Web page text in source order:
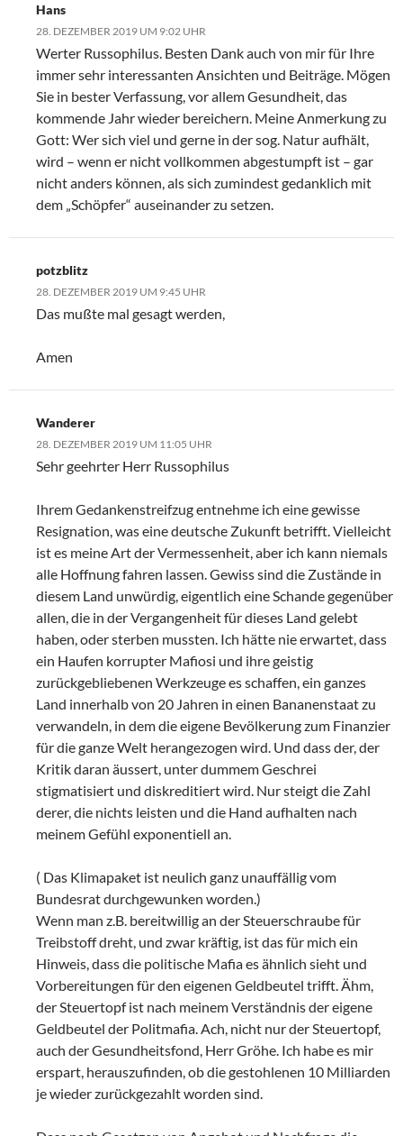
Hans
28. DEZEMBER 2019 UM 9:02 UHR
Werter Russophilus. Besten Dank auch von mir für Ihre
immer sehr interessanten Ansichten und Beiträge. Mögen
Sie in bester Verfassung, vor allem Gesundheit, das
kommende Jahr wieder bereichern. Meine Anmerkung zu
Gott: Wer sich viel und gerne in der sog. Natur aufhält,
wird – wenn er nicht vollkommen abgestumpft ist – gar
nicht anders können, als sich zumindest gedanklich mit
dem „Schöpfer“ auseinander zu setzen.
potzblitz
28. DEZEMBER 2019 UM 9:45 UHR
Das mußte mal gesagt werden,
Amen
Wanderer
28. DEZEMBER 2019 UM 11:05 UHR
Sehr geehrter Herr Russophilus
Ihrem Gedankenstreifzug entnehme ich eine gewisse
Resignation, was eine deutsche Zukunft betrifft. Vielleicht
ist es meine Art der Vermessenheit, aber ich kann niemals
alle Hoffnung fahren lassen. Gewiss sind die Zustände in
diesem Land unwürdig, eigentlich eine Schande gegenüber
allen, die in der Vergangenheit für dieses Land gelebt
haben, oder sterben mussten. Ich hätte nie erwartet, dass
ein Haufen korrupter Mafiosi und ihre geistig
zurückgebliebenen Werkzeuge es schaffen, ein ganzes
Land innerhalb von 20 Jahren in einen Bananenstaat zu
verwandeln, in dem die eigene Bevölkerung zum Finanzier
für die ganze Welt herangezogen wird. Und dass der, der
Kritik daran äussert, unter dummem Geschrei
stigmatisiert und diskreditiert wird. Nur steigt die Zahl
derer, die nichts leisten und die Hand aufhalten nach
meinem Gefühl exponentiell an.
( Das Klimapaket ist neulich ganz unauffällig vom
Bundesrat durchgewunken worden.)
Wenn man z.B. bereitwillig an der Steuerschraube für
Treibstoff dreht, und zwar kräftig, ist das für mich ein
Hinweis, dass die politische Mafia es ähnlich sieht und
Vorbereitungen für den eigenen Geldbeutel trifft. Ähm,
der Steuertopf ist nach meinem Verständnis der eigene
Geldbeutel der Politmafia. Ach, nicht nur der Steuertopf,
auch der Gesundheitsfond, Herr Gröhe. Ich habe es mir
erspart, herauszufinden, ob die gestohlenen 10 Milliarden
je wieder zurückgezahlt worden sind.